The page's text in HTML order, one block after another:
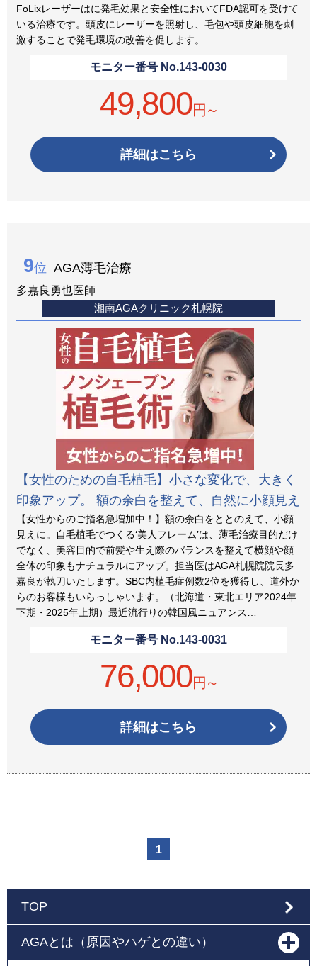
FoLixレーザーはに発毛効果と安全性においてFDA認可を受けて
いる治療です。頭皮にレーザーを照射し、毛包や頭皮細胞を刺
激することで発毛環境の改善を促します。
モニター番号 No.143-0030
49,800円～
詳細はこちら
9位 AGA薄毛治療
多嘉良勇也医師
湘南AGAクリニック札幌院
【女性のための自毛植毛】小さな変化で、大きく
印象アップ。 額の余白を整えて、自然に小顔見え
【女性からのご指名急増加中！】額の余白をととのえて、小顔
見えに。自毛植毛でつくる‘美人フレーム’は、薄毛治療目的だけ
でなく、美容目的で前髪や生え際のバランスを整えて横顔や顔
全体の印象もナチュラルにアップ。担当医はAGA札幌院院長多
嘉良が執刀いたします。SBC内植毛症例数2位を獲得し、道外か
らのお客様もいらっしゃいます。（北海道・東北エリア2024年
下期・2025年上期）最近流行りの韓国風ニュアンス…
モニター番号 No.143-0031
76,000円～
詳細はこちら
1
TOP
AGAとは（原因やハゲとの違い）